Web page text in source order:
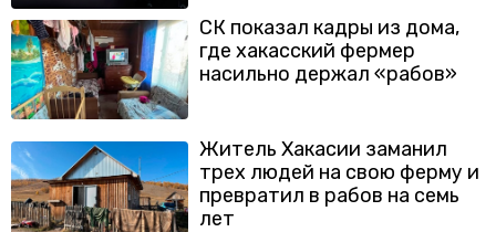
СК показал кадры из дома,
где хакасский фермер
насильно держал «рабов»
Житель Хакасии заманил
трех людей на свою ферму и
превратил в рабов на семь
лет